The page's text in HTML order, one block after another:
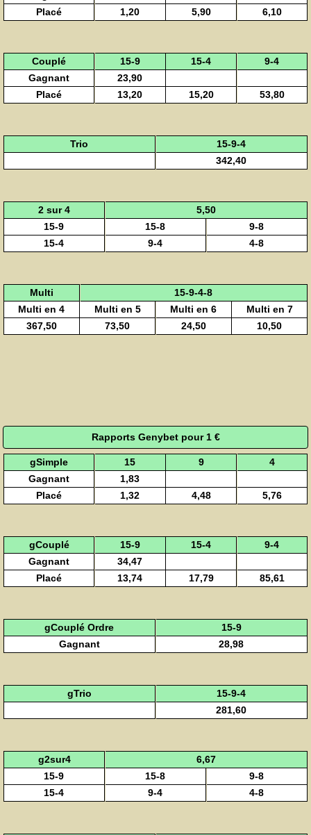
Placé
1,20 5,90 6,10
Couplé 15-9 15-4
9-4
Gagnant
23,90
Placé
13,20 15,20 53,80
Trio
15-9-4
342,40
2 sur 4
5,50
15-9
15-8
9-8
15-4
9-4 4-8
Multi
15-9-4-8
Multi en 4
Multi en 5 Multi en 6
Multi en 7
367,50
73,50 24,50 10,50
Rapports Genybet pour 1 €
gSimple 15 9
4
Gagnant
1,83
Placé
1,32 4,48 5,76
gCouplé 15-9 15-4
9-4
Gagnant
34,47
Placé
13,74 17,79 85,61
gCouplé Ordre
15-9
Gagnant
28,98
gTrio
15-9-4
281,60
g2sur4
6,67
15-9
15-8
9-8
15-4
9-4 4-8